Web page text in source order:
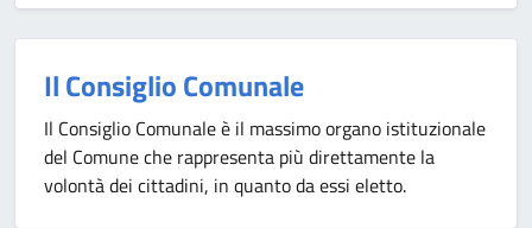
Il Consiglio Comunale
Il Consiglio Comunale è il massimo organo istituzionale
del Comune che rappresenta più direttamente la
volontà dei cittadini, in quanto da essi eletto.